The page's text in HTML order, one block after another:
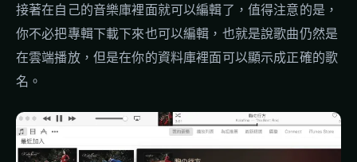
接著在自己的音樂庫裡面就可以編輯了，值得注意的是，
你不必把專輯下載下來也可以編輯，也就是說歌曲仍然是
在雲端播放，但是在你的資料庫裡面可以顯示成正確的歌
名。